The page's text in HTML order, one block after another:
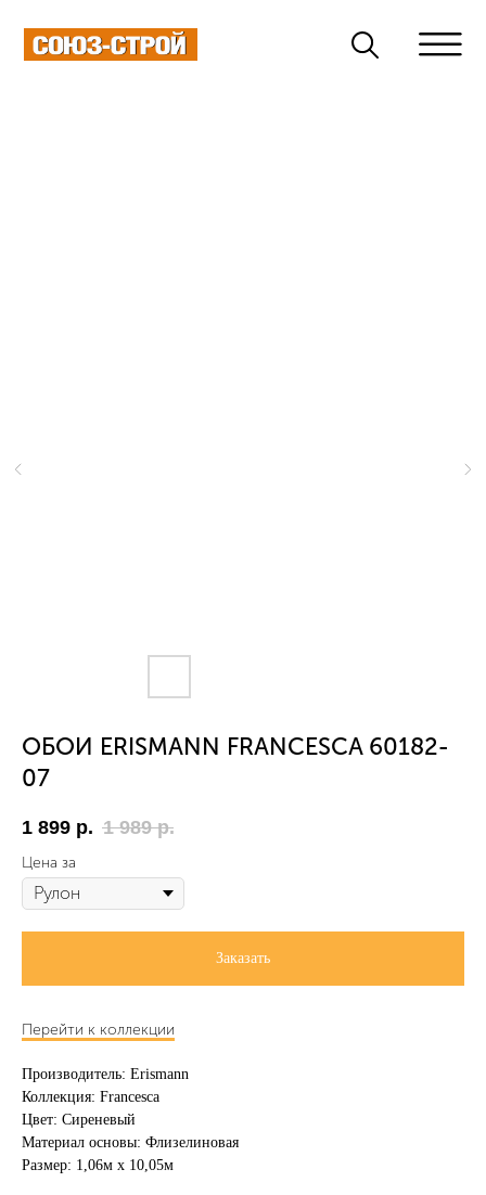
ОБОИ ERISMANN FRANCESCA 60182-
07
1 899 р. 1 989 р.
Цена за
Заказать
Перейти к коллекции
Производитель: Erismann
Коллекция: Francesca
Цвет: Сиреневый
Материал основы: Флизелиновая
Размер: 1,06м х 10,05м